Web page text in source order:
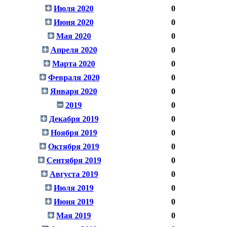
Июля 2020
0
Июня 2020
0
Мая 2020
0
Апреля 2020
0
Марта 2020
0
Февраля 2020
0
Января 2020
0
2019
0
Декабря 2019
0
Ноября 2019
0
Октября 2019
0
Сентября 2019
0
Августа 2019
0
Июля 2019
0
Июня 2019
0
Мая 2019
0